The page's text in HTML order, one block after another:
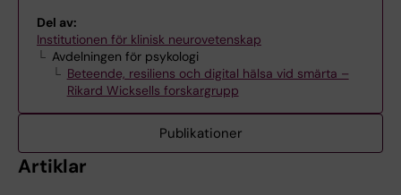
Del av:
Institutionen för klinisk neurovetenskap
Avdelningen för psykologi
Beteende, resiliens och digital hälsa vid smärta –
Rikard Wicksells forskargrupp
Publikationer
Artiklar